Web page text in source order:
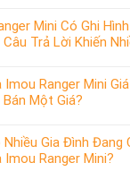
Mini Có Ghi
Câu Trả Lời Khiến
Imou Ranger Mini
Bán Một Giá?
Nhiều Gia Đình Đang
Imou Ranger Mini?